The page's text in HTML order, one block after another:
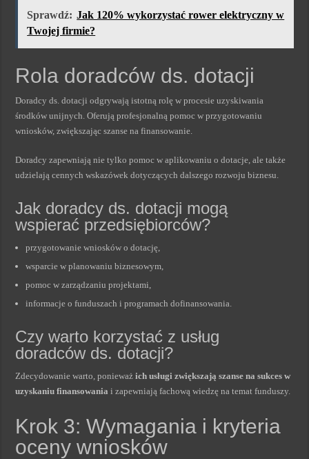
Sprawdź: Jak 120% wykorzystać rower elektryczny w
Twojej firmie?
Rola doradców ds. dotacji
Doradcy ds. dotacji odgrywają istotną rolę w procesie uzyskiwania
środków unijnych. Oferują profesjonalną pomoc w przygotowaniu
wniosków, zwiększając szanse na finansowanie.
Doradcy zapewniają nie tylko pomoc w aplikowaniu o dotacje, ale także
udzielają cennych wskazówek dotyczących dalszego rozwoju biznesu.
Jak doradcy ds. dotacji mogą
wspierać przedsiębiorców?
przygotowanie wniosków o dotację,
wsparcie w planowaniu biznesowym,
pomoc w zarządzaniu projektami,
informacje o funduszach i programach dofinansowania.
Czy warto korzystać z usług
doradców ds. dotacji?
Zdecydowanie warto, ponieważich usługi zwiększają szanse na sukces w
uzyskaniu finansowania i zapewniają fachową wiedzę na temat funduszy.
Krok 3: Wymagania i kryteria
oceny wniosków